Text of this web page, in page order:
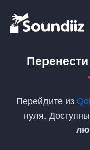
Перейдите из
нуля.